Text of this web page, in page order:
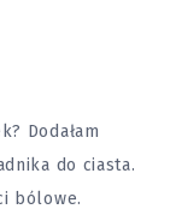
Dodałam
do ciasta.
bólowe.